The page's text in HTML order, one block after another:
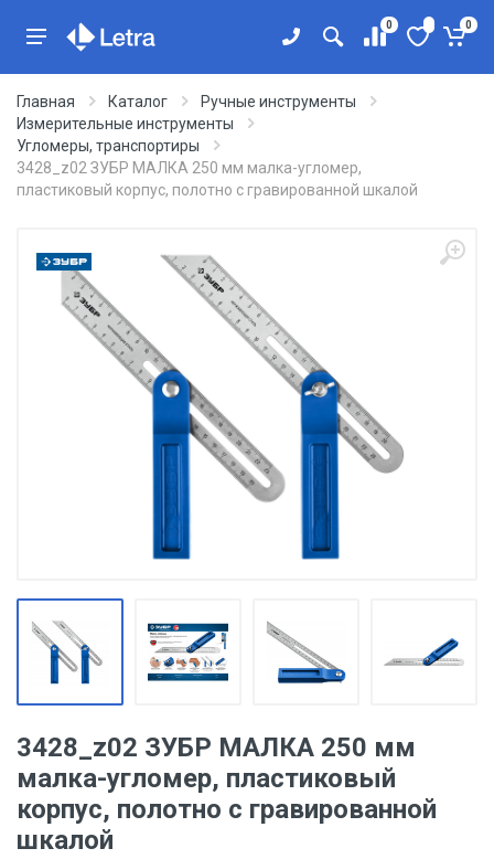
0 0
Главная Каталог
Ручные инструменты
Измерительные инструменты
Угломеры, транспортиры
3428_z02 ЗУБР МАЛКА 250 мм малка-угломер,
пластиковый корпус, полотно с гравированной шкалой
3428_z02 ЗУБР МАЛКА 250 мм
малка-угломер, пластиковый
корпус, полотно с гравированной
шкалой